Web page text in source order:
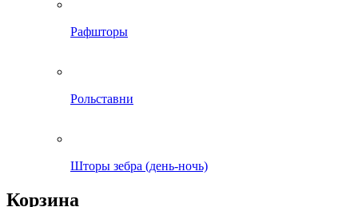
Рафшторы
Рольставни
Шторы зебра (день-ночь)
Корзина